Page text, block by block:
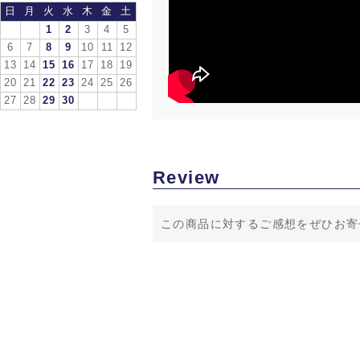
日
月 火 水 木 金
土
1
2 3 4
5
6
7 8 9 10 11
12
13
14 15 16 17 18
19
20
21 22 23 24 25
26
27
28 29 30
Review
この商品に対するご感想をぜひお